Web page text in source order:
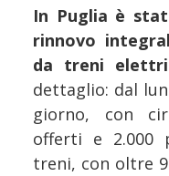
In Puglia è
rinnovo
da treni
dettaglio: dal
giorno, con
offerti e 2.000
treni, con oltre